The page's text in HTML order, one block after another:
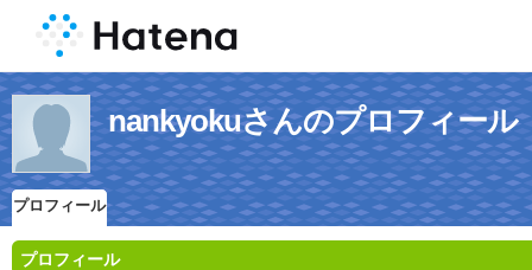
nankyokuさんのプロフィール
プロフィール
プロフィール